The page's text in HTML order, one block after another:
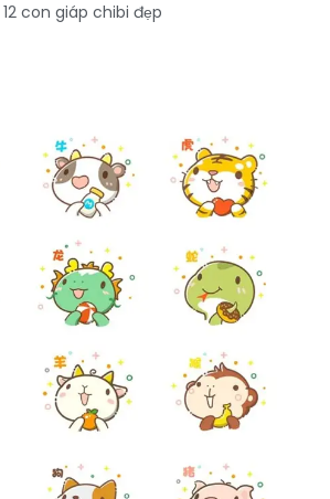
12 con giáp chibi đẹp